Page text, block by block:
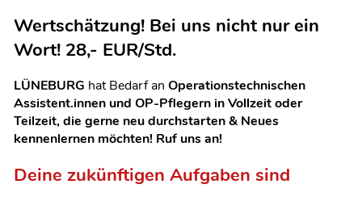
Wertschätzung! Bei uns nicht nur ein
Wort! 28,- EUR/Std.
LÜNEBURG hat Bedarf an Operationstechnischen
Assistent.innen und OP-Pflegern in Vollzeit oder
Teilzeit, die gerne neu durchstarten & Neues
kennenlernen möchten! Ruf uns an!
Deine zukünftigen Aufgaben sind